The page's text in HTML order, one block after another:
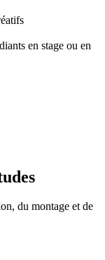
en stage ou en
du montage et de